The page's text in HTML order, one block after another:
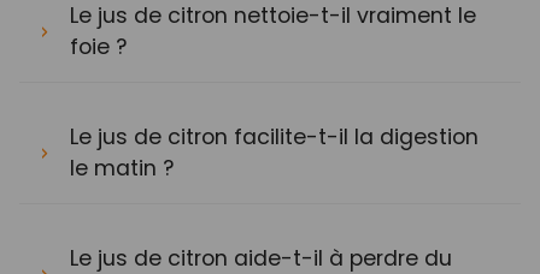
Le jus de citron nettoie-t-il vraiment le
foie ?
Le jus de citron facilite-t-il la digestion
le matin ?
Le jus de citron aide-t-il à perdre du